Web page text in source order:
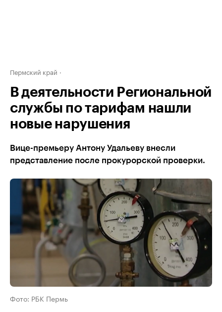
Пермский край
В деятельности Региональной
службы по тарифам нашли
новые нарушения
Вице-премьеру Антону Удальеву внесли
представление после прокурорской проверки.
Фото: РБК Пермь